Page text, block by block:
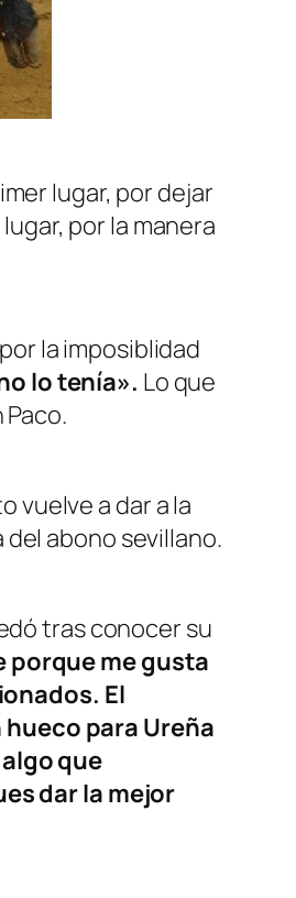
lugar, por dejar
por la manera
la imposiblidad
lo tenía». Lo que
vuelve a dar a la
abono sevillano.
tras conocer su
porque me gusta
El
para Ureña
que
dar la mejor